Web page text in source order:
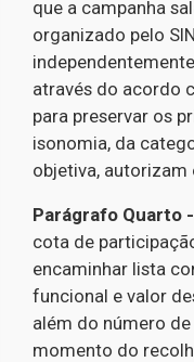
que a campanha
organizado pelo
através do acordo
para preservar os
isonomia, da
objetiva, autorizam
Parágrafo Quarto -
cota de
encaminhar lista
funcional e valor
além do número
momento do